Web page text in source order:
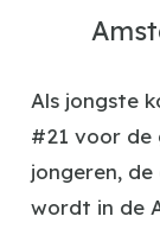
Als jongste
#21 voor de
jongeren,
wordt in de